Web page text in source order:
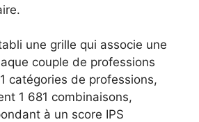
une grille qui associe une
couple de professions
catégories de professions,
1 681 combinaisons,
à un score IPS